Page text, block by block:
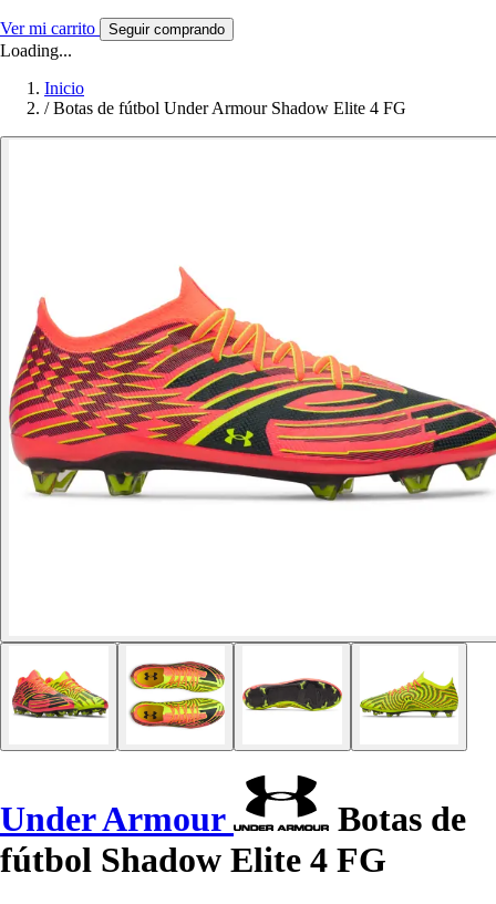
Ver mi carrito Seguir comprando
Loading...
Inicio
/ Botas de fútbol Under Armour Shadow Elite 4 FG
Under Armour
Botas de
fútbol Shadow Elite 4 FG